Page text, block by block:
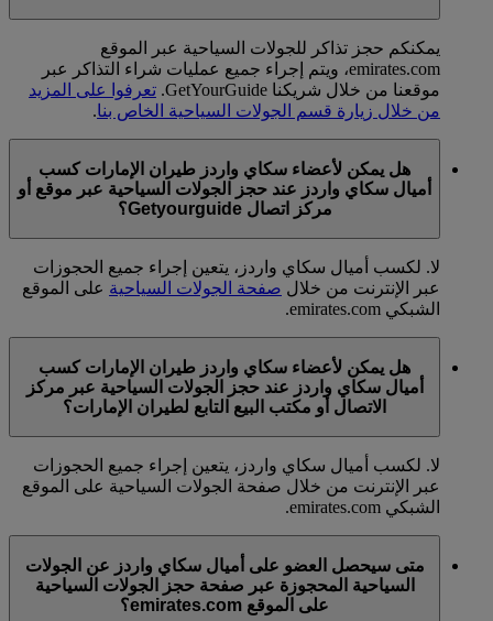
يمكنكم حجز تذاكر للجولات السياحية عبر الموقع
emirates.com، ويتم إجراء جميع عمليات شراء التذاكر عبر
موقعنا من خلال شريكنا GetYourGuide.
تعرفوا على المزيد
من خلال زيارة قسم الجولات السياحية الخاص بنا.
هل يمكن لأعضاء سكاي واردز طيران الإمارات كسب
أميال سكاي واردز عند حجز الجولات السياحية عبر موقع أو
مركز اتصال Getyourguide؟
لا. لكسب أميال سكاي واردز، يتعين إجراء جميع الحجوزات
عبر الإنترنت من خلال صفحة الجولات السياحية على الموقع
الشبكي emirates.com.
هل يمكن لأعضاء سكاي واردز طيران الإمارات كسب
أميال سكاي واردز عند حجز الجولات السياحية عبر مركز
الاتصال أو مكتب البيع التابع لطيران الإمارات؟
لا. لكسب أميال سكاي واردز، يتعين إجراء جميع الحجوزات
عبر الإنترنت من خلال صفحة الجولات السياحية على الموقع
الشبكي emirates.com.
متى سيحصل العضو على أميال سكاي واردز عن الجولات
السياحية المحجوزة عبر صفحة حجز الجولات السياحية
على الموقع emirates.com؟